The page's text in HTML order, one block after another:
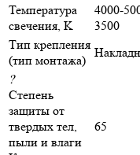
Температура
свечения, K
4000-
3500
Тип крепления
(тип монтажа)
?
Степень
защиты от
твердых тел,
пыли и влаги
65